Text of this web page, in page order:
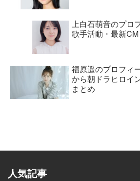
上白石萌音のプロ
歌手活動・最新
福原遥のプロフィ
から朝ドラヒロイ
まとめ
人気記事